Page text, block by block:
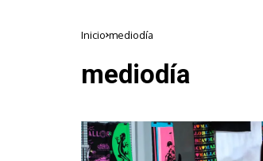
Inicio mediodía
mediodía